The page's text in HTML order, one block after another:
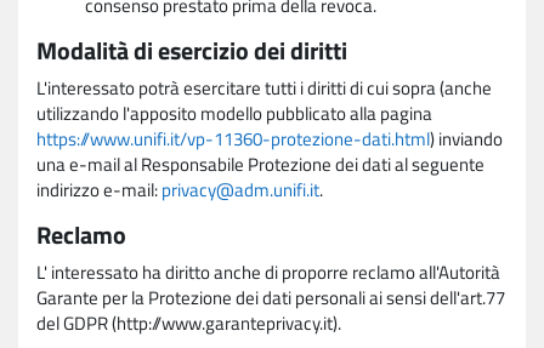
Modalità di esercizio dei diritti
L'interessato potrà esercitare tutti i diritti di cui sopra (anche
utilizzando l'apposito modello pubblicato alla pagina
https://www.unifi.it/vp-11360-protezione-dati.html) inviando
una e-mail al Responsabile Protezione dei dati al seguente
indirizzo e-mail:privacy@adm.unifi.it.
Reclamo
L' interessato ha diritto anche di proporre reclamo all'Autorità
Garante per la Protezione dei dati personali ai sensi dell'art.77
del GDPR (http://www.garanteprivacy.it).